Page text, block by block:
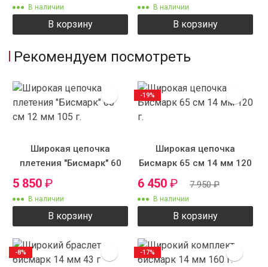
В наличии
В корзину
В наличии
В корзину
Рекомендуем посмотреть
Широкая цепочка
плетения "Бисмарк" 60
см 12 мм 105 г.
5 850 ₽
В наличии
В корзину
Широкая цепочка
Бисмарк 65 см 14 мм 120
6 450 ₽ 7 950₽
В наличии
В корзину
-19%
-8% -17%